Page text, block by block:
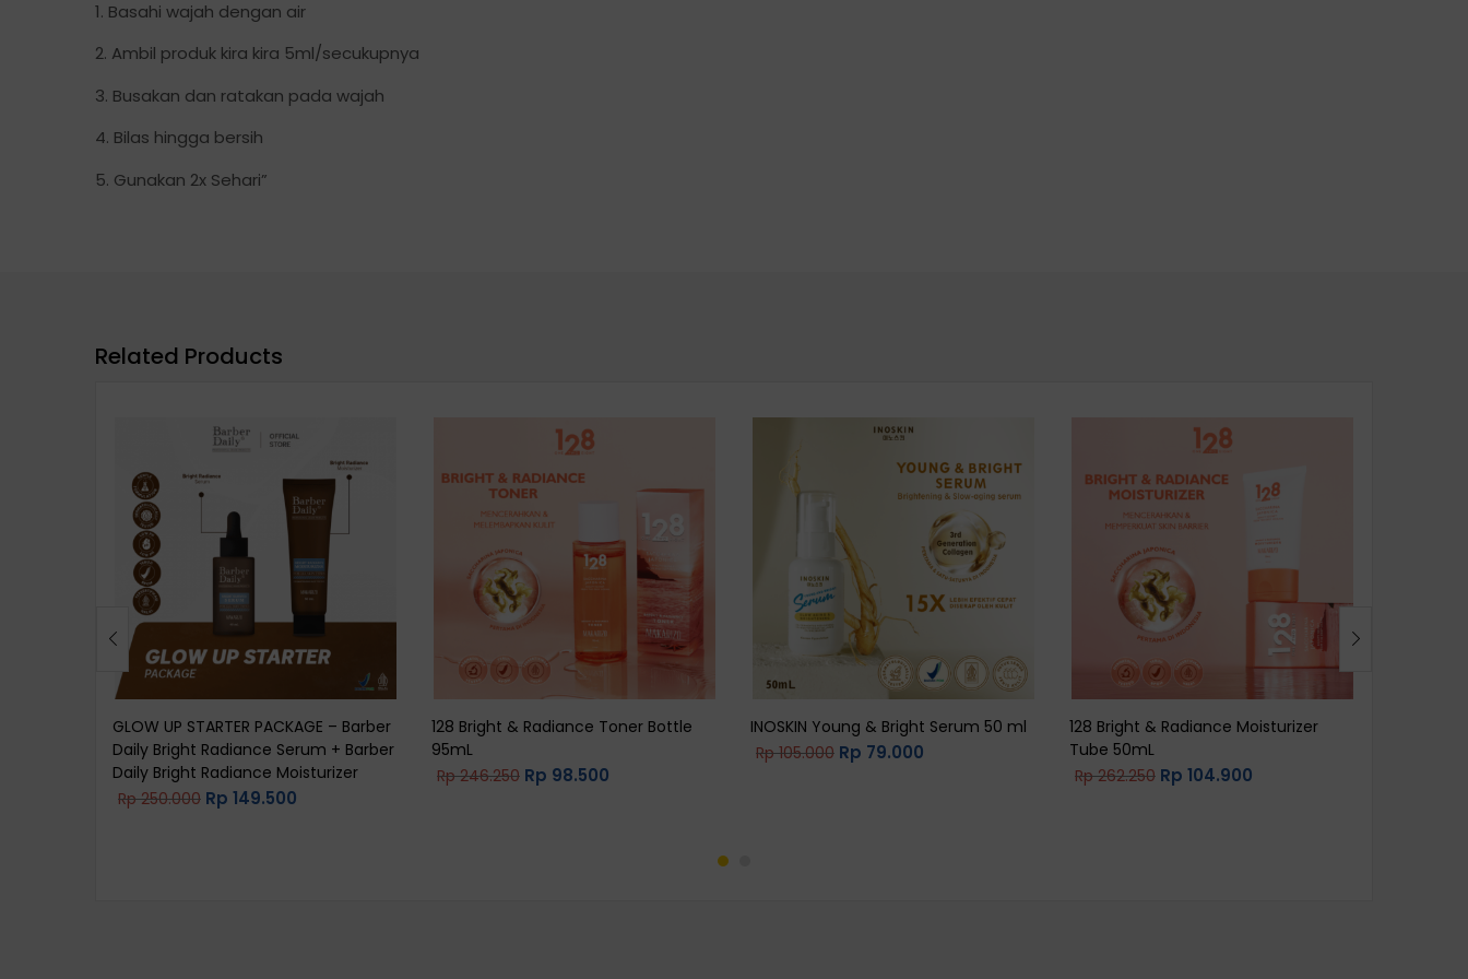
1. Basahi wajah dengan air
2. Ambil produk kira kira 5ml/secukupnya
3. Busakan dan ratakan pada wajah
4. Bilas hingga bersih
5. Gunakan 2x Sehari”
Related Products
GLOW UP STARTER PACKAGE – Barber
Daily Bright Radiance Serum + Barber
Daily Bright Radiance Moisturizer
Rp250.000 Rp 149.500
128 Bright & Radiance Toner Bottle
95mL
Rp246.250 Rp 98.500
INOSKIN Young & Bright Serum 50 ml
Rp105.000 Rp 79.000
128 Bright & Radiance Moisturizer
Tube 50mL
Rp262.250 Rp 104.900